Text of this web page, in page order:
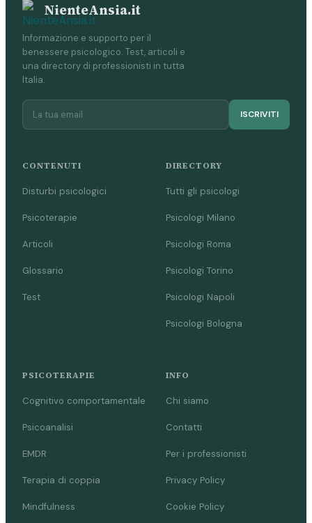
NienteAnsia.it
Informazione e supporto per il
benessere psicologico. Test, articoli e
una directory di professionisti in tutta
Italia.
ISCRIVITI
CONTENUTI
Disturbi psicologici
Psicoterapie
Articoli
Glossario
Test
DIRECTORY
Tutti gli psicologi
Psicologi Milano
Psicologi Roma
Psicologi Torino
Psicologi Napoli
Psicologi Bologna
PSICOTERAPIE
Cognitivo comportamentale
Psicoanalisi
EMDR
Terapia di coppia
Mindfulness
INFO
Chi siamo
Contatti
Per i professionisti
Privacy Policy
Cookie Policy